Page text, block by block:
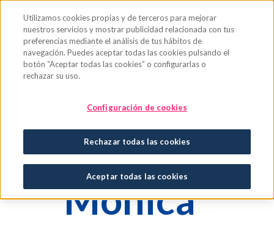
Mónica
Utilizamos cookies propias y de terceros para mejorar
nuestros servicios y mostrar publicidad relacionada con tus
preferencias mediante el análisis de tus hábitos de
navegación. Puedes aceptar todas las cookies pulsando el
botón “Aceptar todas las cookies” o configurarlas o
rechazar su uso.
Configuración de cookies
Rechazar todas las cookies
Aceptar todas las cookies